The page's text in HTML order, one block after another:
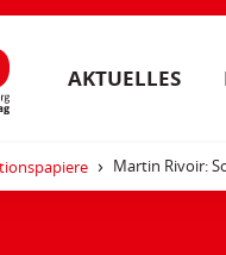
AKTUELLES
Martin Rivoir: